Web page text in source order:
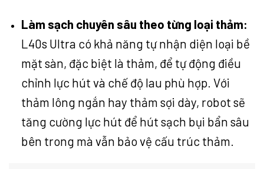
Làm sạch chuyên sâu theo từng loại thảm:
L40s Ultra có khả năng tự nhận diện loại bề
mặt sàn, đặc biệt là thảm, để tự động điều
chỉnh lực hút và chế độ lau phù hợp. Với
thảm lông ngắn hay thảm sợi dày, robot sẽ
tăng cường lực hút để hút sạch bụi bẩn sâu
bên trong mà vẫn bảo vệ cấu trúc thảm.